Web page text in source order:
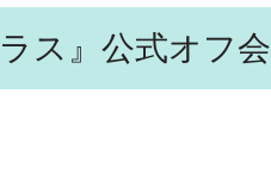
ス』公式オフ会